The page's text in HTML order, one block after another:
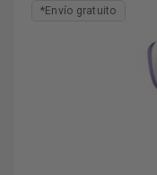
y la diástole. La
de presión
A través del control de
una persona puede
hipertensión (presión
*Envío gratuito